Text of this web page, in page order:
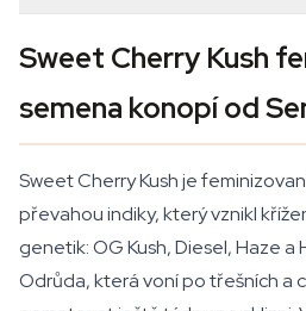
Sweet Cherry Kush
semena konopí od
Sweet Cherry Kush je
převahou indiky, který vznikl
genetik: OG Kush, Diesel, Haze a
Odrůda, která voní po třešních a